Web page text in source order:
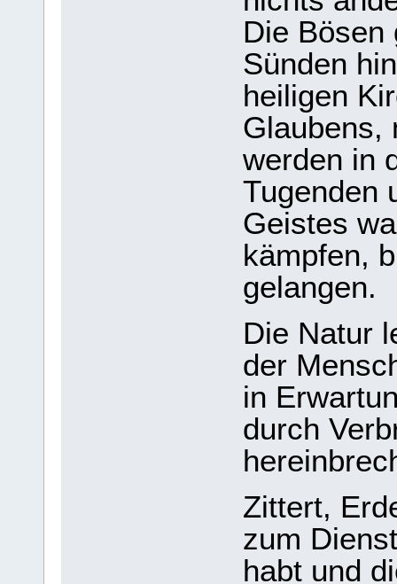
Die Bösen
Sünden
heiligen
Glaubens,
werden in
Tugenden
Geistes
kämpfen,
gelangen.
Die Natur
der
in
durch
Zittert,
zum
habt und